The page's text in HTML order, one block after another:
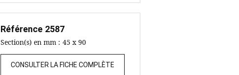
Référence 2587
Section(s) en mm : 45 x 90
CONSULTER LA FICHE COMPLÈTE